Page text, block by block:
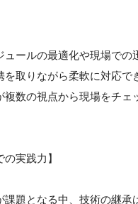
ュールの最適化や現場で
取りながら柔軟に対応で
数の視点から現場をチ
実践力】
題となる中、技術の継